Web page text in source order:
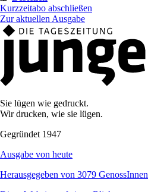
Kurzzeitabo abschließen
Zur aktuellen Ausgabe
Sie lügen wie gedruckt.
Wir drucken, wie sie lügen.
Gegründet 1947
Ausgabe von heute
Herausgegeben von 3079 GenossInnen